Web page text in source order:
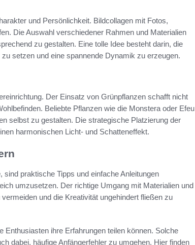
und Persönlichkeit. Bildcollagen mit Fotos,
Die Auswahl verschiedener Rahmen und Materialien
zu gestalten. Eine tolle Idee besteht darin, die
setzen und eine spannende Dynamik zu erzeugen.
Der Einsatz von Grünpflanzen schafft nicht
Beliebte Pflanzen wie die Monstera oder Efeu
selbst zu gestalten. Die strategische Platzierung der
harmonischen Licht- und Schatteneffekt.
praktische Tipps und einfache Anleitungen
umzusetzen. Der richtige Umgang mit Materialien und
und die Kreativität ungehindert fließen zu
Enthusiasten ihre Erfahrungen teilen können. Solche
dabei, häufige Anfängerfehler zu umgehen. Hier finden